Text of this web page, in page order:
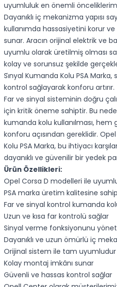
uyumluluk en önemli
Dayanıklı iç mekanizma yapısı
kullanımda hassasiyetini korur
sunar. Aracın orijinal elektrik ve
uyumlu olarak üretilmiş olması
kolay ve sorunsuz şekilde
Si̇nyal Kumanda Kolu PSA Marka,
kontrol sağlayarak konforu artırır.
Far ve sinyal sisteminin doğru
için kritik öneme sahiptir. Bu
kumanda kolu kullanılması, hem
konforu açısından gereklidir.
Kolu PSA Marka, bu ihtiyacı
dayanıklı ve güvenilir bir yedek
Ürün Özellikleri:
Opel Corsa D modelleri ile
PSA marka üretim kalitesine
Far ve sinyal kontrol kumanda
Uzun ve kısa far kontrolü sağlar
Sinyal verme fonksiyonunu
Dayanıklı ve uzun ömürlü iç
Orijinal sistem ile tam uyumludur
Kolay montaj imkânı sunar
Güvenli ve hassas kontrol sağlar